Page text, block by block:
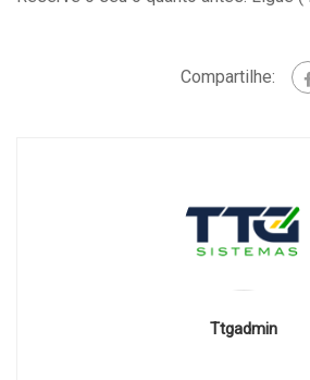
Compartilhe:
Ttgadmin